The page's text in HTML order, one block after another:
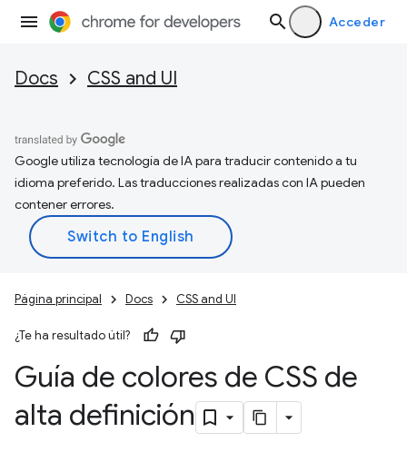
Acceder
Docs CSS and UI
Google utiliza tecnología de IA para traducir contenido a tu
idioma preferido. Las traducciones realizadas con IA pueden
contener errores.
Página principal Docs CSS and UI
¿Te ha resultado útil?
Guía de colores de CSS de
alta definición